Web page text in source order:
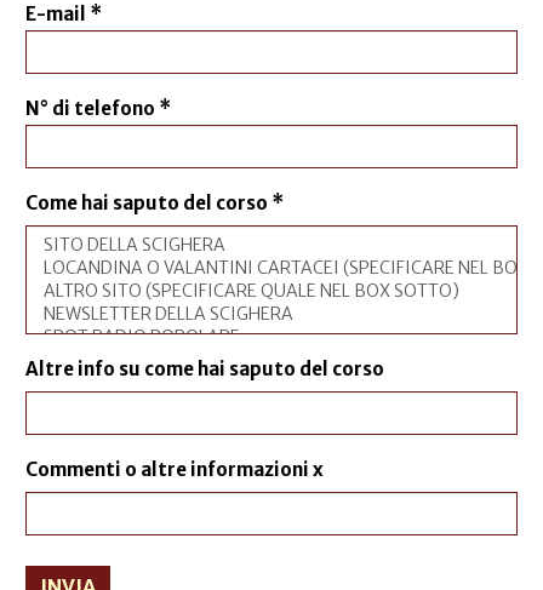
E-mail *
N° di telefono *
Come hai saputo del corso *
Altre info su come hai saputo del corso
Commenti o altre informazioni x